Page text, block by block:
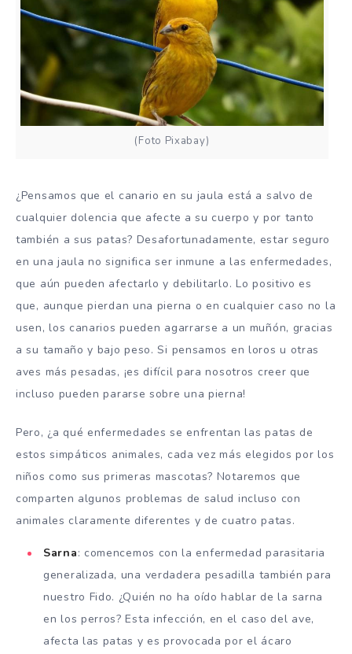
(Foto Pixabay)
¿Pensamos que el canario en su jaula está a salvo de
cualquier dolencia que afecte a su cuerpo y por tanto
también a sus patas? Desafortunadamente, estar seguro
en una jaula no significa ser inmune a las enfermedades,
que aún pueden afectarlo y debilitarlo. Lo positivo es
que, aunque pierdan una pierna o en cualquier caso no la
usen, los canarios pueden agarrarse a un muñón, gracias
a su tamaño y bajo peso. Si pensamos en loros u otras
aves más pesadas, ¡es difícil para nosotros creer que
incluso pueden pararse sobre una pierna!
Pero, ¿a qué enfermedades se enfrentan las patas de
estos simpáticos animales, cada vez más elegidos por los
niños como sus primeras mascotas? Notaremos que
comparten algunos problemas de salud incluso con
animales claramente diferentes y de cuatro patas.
Sarna: comencemos con la enfermedad parasitaria
generalizada, una verdadera pesadilla también para
nuestro Fido. ¿Quién no ha oído hablar de la sarna
en los perros? Esta infección, en el caso del ave,
afecta las patas y es provocada por el ácaro